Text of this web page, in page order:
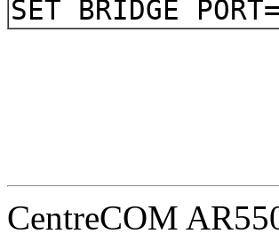
SET BRIDGE
CentreCOM